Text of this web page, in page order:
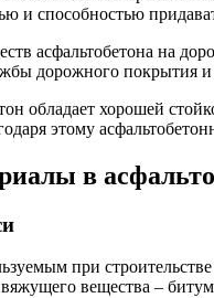
и способностью
асфальтобетона на
дорожного покрытия
обладает хорошей
этому
в
при
вещества –